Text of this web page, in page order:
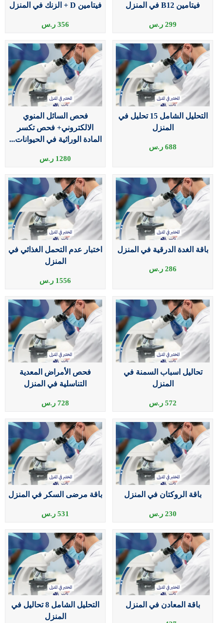
فيتامين B12 في المنزل
299 ر.س
فيتامين D + الزنك في المنزل
356 ر.س
التحليل الشامل 15 تحليل في
المنزل
688 ر.س
فحص السائل المنوي
الالكتروني+ فحص تكسر
المادة الوراثية في الحيوانات...
1280 ر.س
باقة الغدة الدرقية في المنزل
286 ر.س
اختبار عدم التحمل الغذائي في
المنزل
1556 ر.س
تحاليل اسباب السمنة في
المنزل
572 ر.س
فحص الأمراض المعدية
التناسلية في المنزل
728 ر.س
باقة الروكتان في المنزل
230 ر.س
باقة مرضى السكر في المنزل
531 ر.س
باقة المعادن في المنزل
التحليل الشامل 8 تحاليل في
المنزل